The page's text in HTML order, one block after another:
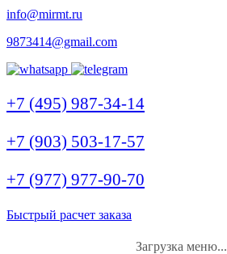
info@mirmt.ru
9873414@gmail.com
+7 (495) 987-34-14
+7 (903) 503-17-57
+7 (977) 977-90-70
Быстрый расчет заказа
Загрузка меню...